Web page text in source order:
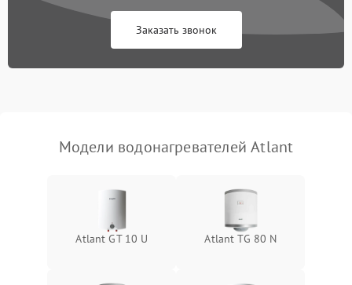
Заказать звонок
Модели водонагревателей Atlant
Atlant GT 10 U Atlant TG 80 N